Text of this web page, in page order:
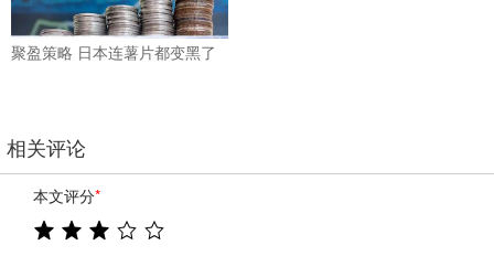
聚盈策略 日本连薯片都变黑了
相关评论
本文评分*